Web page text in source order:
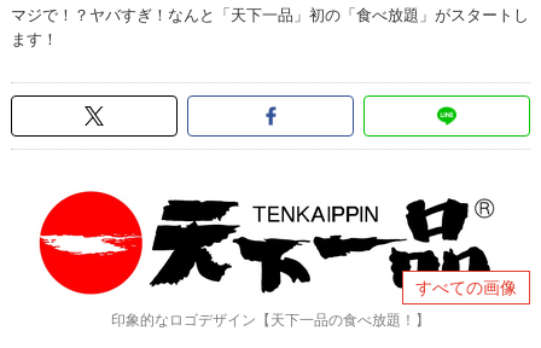
マジで！？ヤバすぎ！なんと「天下一品」初の「食べ放題」がスタートし
ます！
すべての画像
印象的なロゴデザイン【天下一品の食べ放題！】